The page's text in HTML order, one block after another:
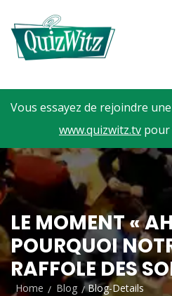
Vous essayez de rejoindre
www.quizwitz.tv pour
LE MOMENT «
POURQUOI
RAFFOLE DES
Home Blog Blog-Details